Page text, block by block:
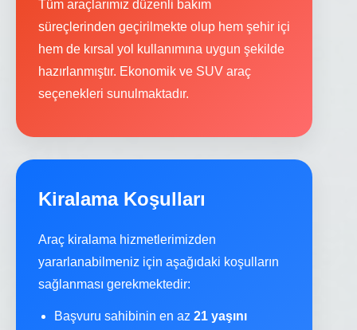
Tüm araçlarımız düzenli bakım
süreçlerinden geçirilmekte olup hem şehir içi
hem de kırsal yol kullanımına uygun şekilde
hazırlanmıştır. Ekonomik ve SUV araç
seçenekleri sunulmaktadır.
Kiralama Koşulları
Araç kiralama hizmetlerimizden
yararlanabilmeniz için aşağıdaki koşulların
sağlanması gerekmektedir:
Başvuru sahibinin en az 21 yaşını